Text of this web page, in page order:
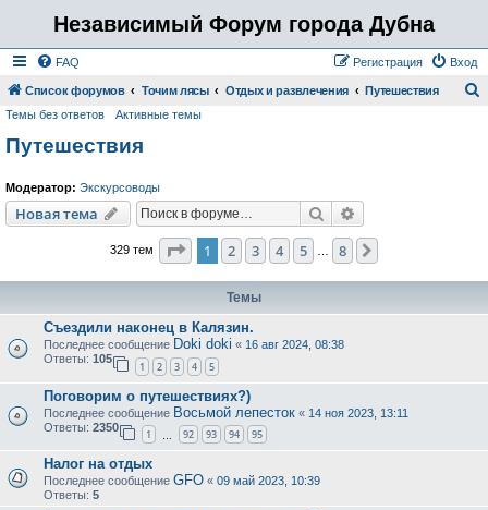
Независимый Форум города Дубна
FAQ Вход
Регистрация
Список форумов Точим лясы Отдых и развлечения Путешествия
Темы без ответов Активные темы
Путешествия
Модератор: Экскурсоводы
Новая тема Поиск
329 тем Страница из
1 2 3 4 5 8
Темы
Съездили наконец в Калязин.
Последнее сообщение Doki doki « 16 авг 2024, 08:38
Ответы: 105
1 2 3 4 5
Поговорим о путешествиях?)
Последнее сообщение Восьмой лепесток « 14 ноя 2023, 13:11
Ответы: 2350
1 92 93 94 95
Налог на отдых
Последнее сообщение GFO « 09 май 2023, 10:39
Ответы: 5